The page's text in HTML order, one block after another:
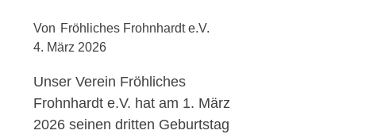
Von Fröhliches Frohnhardt e.V.
4. März 2026
Unser Verein Fröhliches
Frohnhardt e.V. hat am 1. März
2026 seinen dritten Geburtstag